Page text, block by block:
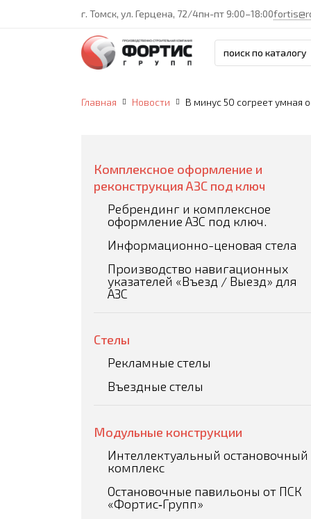
г. Томск, ул. Герцена, 72/4пн-пт 9:00–18:00
Главная Новости В минус 50 согреет умная
Комплексное оформление и
реконструкция АЗС под ключ
Ребрендинг и комплексное
оформление АЗС под ключ.
Информационно-ценовая стела
Производство навигационных
указателей «Въезд / Выезд» для
АЗС
Стелы
Рекламные стелы
Въездные стелы
Модульные конструкции
Интеллектуальный остановочный
комплекс
Остановочные павильоны от ПСК
«Фортис‑Групп»